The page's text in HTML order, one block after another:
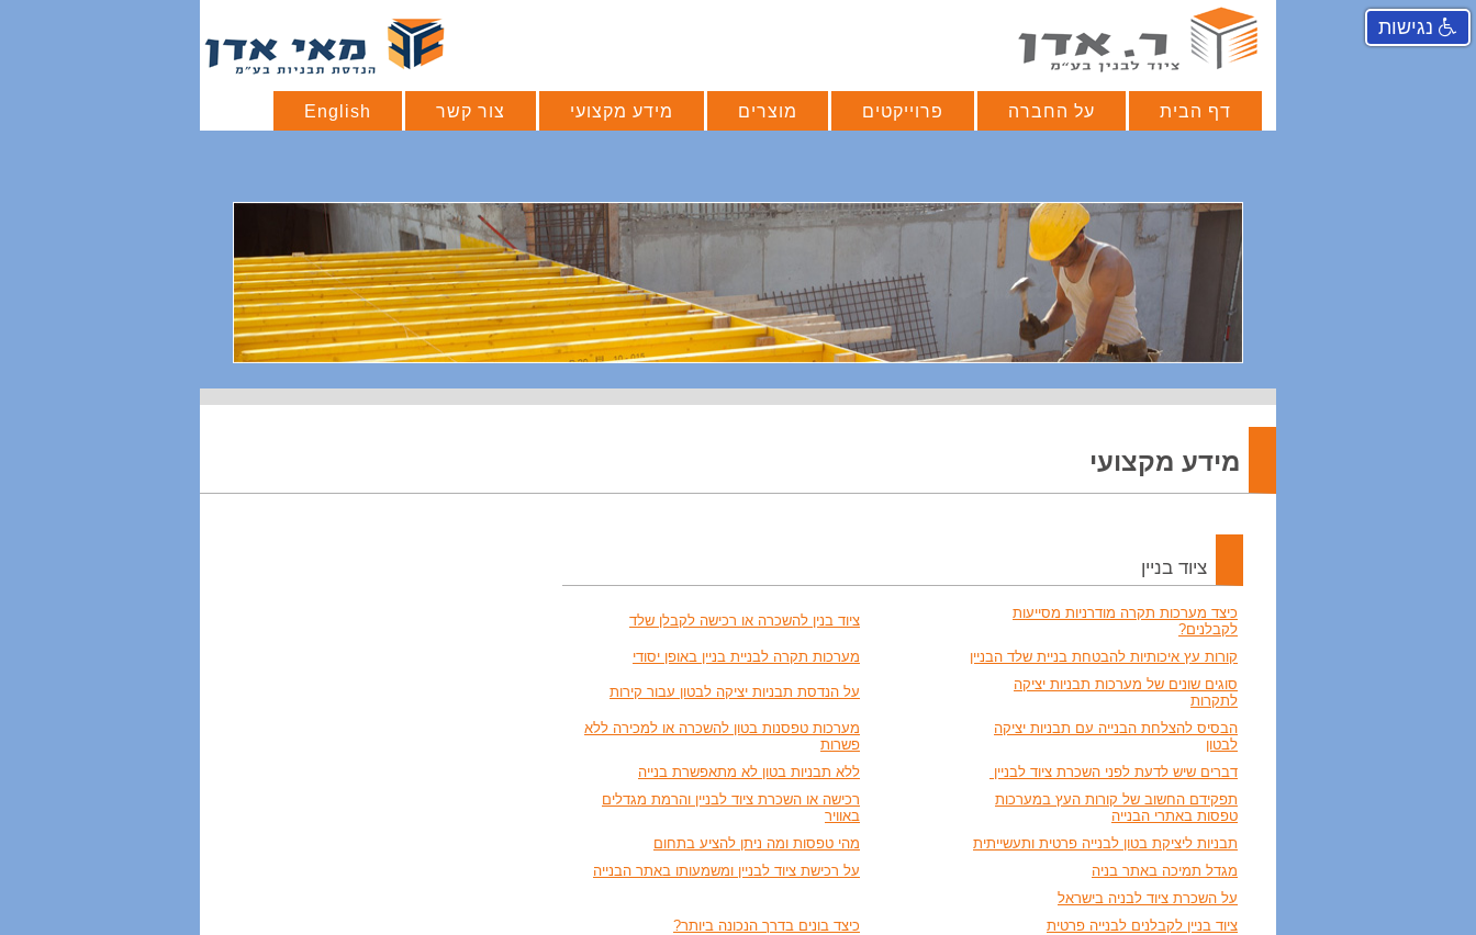
דף הבית על החברה פרוייקטים מוצרים מידע מקצועי צור קשר English
מידע מקצועי
ציוד בניין
כיצד מערכות תקרה מודרניות מסייעות
לקבלנים?
ציוד בנין להשכרה או רכישה לקבלן שלד
קורות עץ איכותיות להבטחת בניית שלד הבניין
מערכות תקרה לבניית בניין באופן יסודי
סוגים שונים של מערכות תבניות יציקה
לתקרות
על הנדסת תבניות יציקה לבטון עבור קירות
הבסיס להצלחת הבנייה עם תבניות יציקה
לבטון
מערכות טפסנות בטון להשכרה או למכירה ללא
פשרות
דברים שיש לדעת לפני השכרת ציוד לבניין
ללא תבניות בטון לא מתאפשרת בנייה
תפקידם החשוב של קורות העץ במערכות
טפסות באתרי הבנייה
רכישה או השכרת ציוד לבניין והרמת מגדלים
באוויר
תבניות ליציקת בטון לבנייה פרטית ותעשייתית
מהי טפסות ומה ניתן להציע בתחום
מגדל תמיכה באתר בניה
על רכישת ציוד לבניין ומשמעותו באתר הבנייה
על השכרת ציוד לבניה בישראל
ציוד בניין לקבלנים לבנייה פרטית
כיצד בונים בדרך הנכונה ביותר?
נגישות